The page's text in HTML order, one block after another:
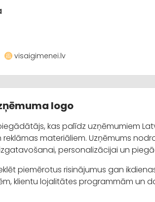
visaigimenei.lv
logo
kas palīdz uzņēmumiem
materiāliem. Uzņēmums
personalizācijai un
piemērotus risinājumus gan
klientu lojalitātes programmām un